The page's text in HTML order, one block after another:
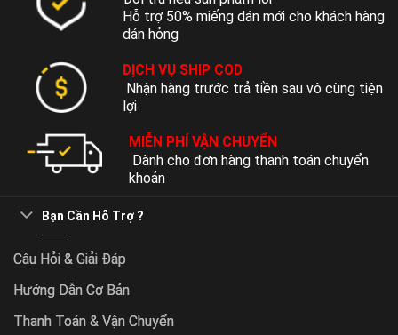
Hỗ trợ 50% miếng dán mới cho khách hàng
dán hỏng
DỊCH VỤ SHIP COD
Nhận hàng trước trả tiền sau vô cùng tiện
lợi
MIỄN PHÍ VẬN CHUYỂN
Dành cho đơn hàng thanh toán chuyển
khoản
Bạn Cần Hỗ Trợ ?
Câu Hỏi & Giải Đáp
Hướng Dẫn Cơ Bản
Thanh Toán & Vận Chuyển